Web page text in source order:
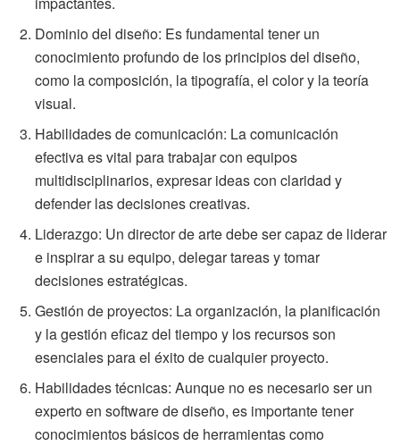
Dominio del diseño: Es fundamental tener un
conocimiento profundo de los principios del diseño,
como la composición, la tipografía, el color y la teoría
visual.
Habilidades de comunicación: La comunicación
efectiva es vital para trabajar con equipos
multidisciplinarios, expresar ideas con claridad y
defender las decisiones creativas.
Liderazgo: Un director de arte debe ser capaz de liderar
e inspirar a su equipo, delegar tareas y tomar
decisiones estratégicas.
Gestión de proyectos: La organización, la planificación
y la gestión eficaz del tiempo y los recursos son
esenciales para el éxito de cualquier proyecto.
Habilidades técnicas: Aunque no es necesario ser un
experto en software de diseño, es importante tener
conocimientos básicos de herramientas como